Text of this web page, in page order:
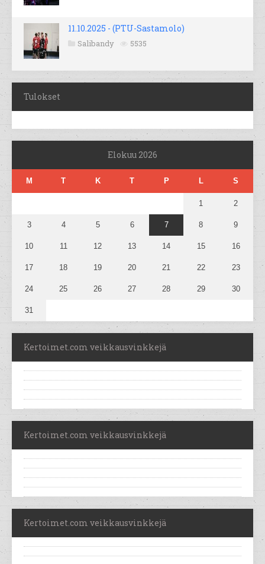
11.10.2025 - (PTU-Sastamolo)
Salibandy 5535
Tulokset
Elokuu 2026
M T K T P L S
1 2
3 4 5 6 7 8 9
10 11 12 13 14 15 16
17 18 19 20 21 22 23
24 25 26 27 28 29 30
31
Kertoimet.com veikkausvinkkejä
Kertoimet.com veikkausvinkkejä
Kertoimet.com veikkausvinkkejä